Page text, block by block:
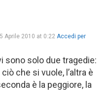
Aprile 2010 at 0:22 Accedi per
sono solo due tragedie:
che si vuole, l’altra è
è la peggiore, la